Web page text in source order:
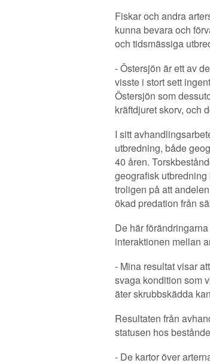
Fiskar och andra
kunna bevara och
och tidsmässiga
- Östersjön är ett av
visste i stort sett
Östersjön som
kräftdjuret skorv, och
I sitt
utbredning, både
40 åren.
geografisk
troligen på att
ökad predation från
De här
interaktionen mellan
- Mina resultat visar
svaga kondition som
äter skrubbskädda
Resultaten från
statusen hos
- De kartor över